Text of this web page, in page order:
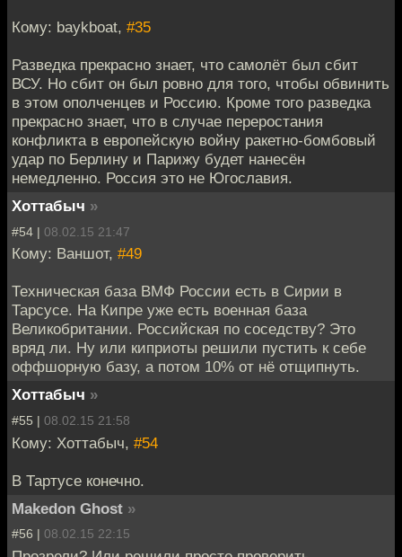
Кому: baykboat, #35
Разведка прекрасно знает, что самолёт был сбит
ВСУ. Но сбит он был ровно для того, чтобы обвинить
в этом ополченцев и Россию. Кроме того разведка
прекрасно знает, что в случае переростания
конфликта в европейскую войну ракетно-бомбовый
удар по Берлину и Парижу будет нанесён
немедленно. Россия это не Югославия.
Хоттабыч »
#54 | 08.02.15 21:47
Кому: Ваншот, #49
Техническая база ВМФ России есть в Сирии в
Тарсусе. На Кипре уже есть военная база
Великобритании. Российская по соседству? Это
вряд ли. Ну или киприоты решили пустить к себе
оффшорную базу, а потом 10% от нё отщипнуть.
Хоттабыч »
#55 | 08.02.15 21:58
Кому: Хоттабыч, #54
В Тартусе конечно.
Makedon Ghost »
#56 | 08.02.15 22:15